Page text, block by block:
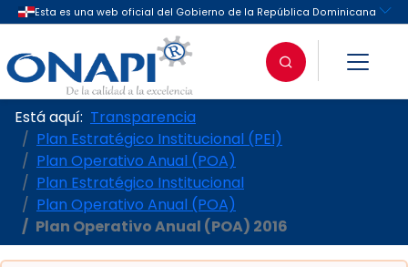
Está aquí: Transparencia
Plan Estratégico Institucional (PEI)
Plan Operativo Anual (POA)
Plan Estratégico Institucional
Plan Operativo Anual (POA)
Plan Operativo Anual (POA) 2016